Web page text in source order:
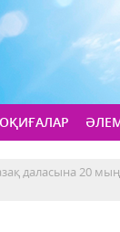
ОҚИҒАЛАР
даласына 20